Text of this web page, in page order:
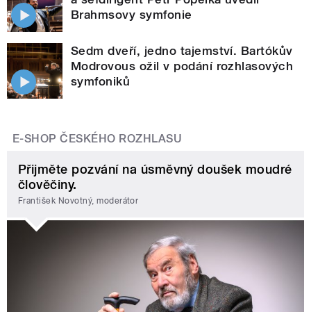
Brahmsovy symfonie
Sedm dveří, jedno tajemství. Bartókův
Modrovous ožil v podání rozhlasových
symfoniků
E-SHOP ČESKÉHO ROZHLASU
Přijměte pozvání na úsměvný doušek moudré
člověčiny.
František Novotný, moderátor